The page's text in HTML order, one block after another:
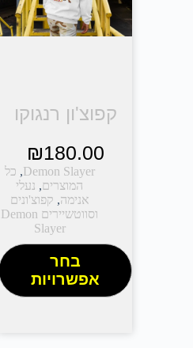
קפוצ'ון רנגוקו
₪180.00
Demon Slayer
, כל
המוצרים, נעלי
אנימה, קפוצ'ונים
וסווטשיירים Demon
Slayer
בחר
אפשרויות